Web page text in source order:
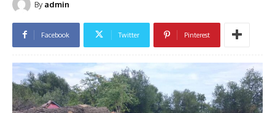
By admin
Facebook Twitter Pinterest